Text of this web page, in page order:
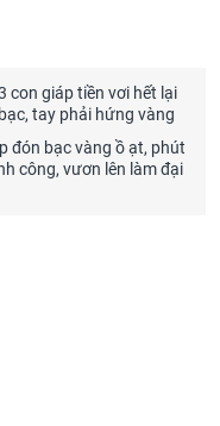
con giáp tiền vơi hết lại
tay phải hứng vàng
đón bạc vàng ồ ạt, phút
công, vươn lên làm đại